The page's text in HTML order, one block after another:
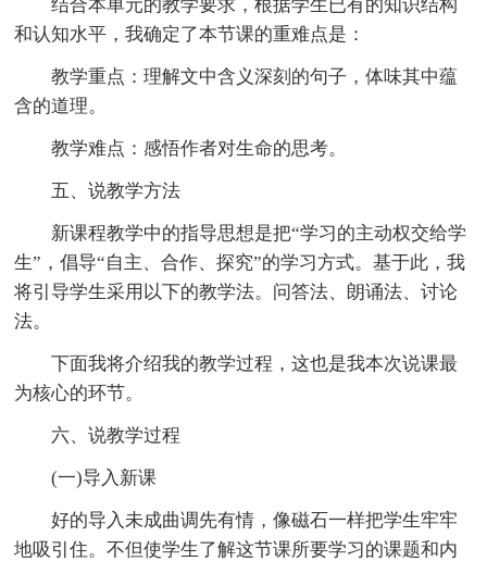
结合本单元的教学要求，根据学生已有的知识结构
和认知水平，我确定了本节课的重难点是：
教学重点：理解文中含义深刻的句子，体味其中蕴
含的道理。
教学难点：感悟作者对生命的思考。
五、说教学方法
新课程教学中的指导思想是把“学习的主动权交给学
生”，倡导“自主、合作、探究”的学习方式。基于此，我
将引导学生采用以下的教学法。问答法、朗诵法、讨论
法。
下面我将介绍我的教学过程，这也是我本次说课最
为核心的环节。
六、说教学过程
(一)导入新课
好的导入未成曲调先有情，像磁石一样把学生牢牢
地吸引住。不但使学生了解这节课所要学习的课题和内